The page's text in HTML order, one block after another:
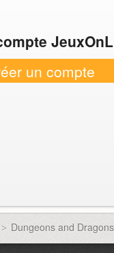
un compte
> Dungeons and